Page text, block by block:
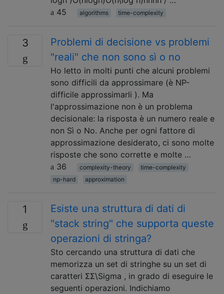
45
algorithms time-complexity
3
Problemi di decisione vs problemi
"reali" che non sono sì o no
Ho letto in molti punti che alcuni problemi
sono difficili da approssimare (è NP-
difficile approssimarli ). Ma
l'approssimazione non è un problema
decisionale: la risposta è un numero reale e
non Sì o No. Anche per ogni fattore di
approssimazione desiderato, ci sono molte
risposte che sono corrette e molte …
36
complexity-theory
time-complexity
np-hard
approximation
1
Esiste una struttura di dati di
"stack string" che supporta queste
operazioni di stringa?
Sto cercando una struttura di dati che
memorizza un set di stringhe su un set di
caratteri ΣΣ\Sigma , in grado di eseguire le
seguenti operazioni. Indichiamo